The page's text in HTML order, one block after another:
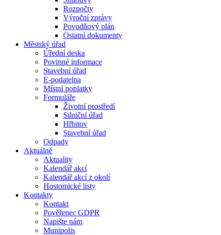
Rozpočty
Výroční zprávy
Povodňový plán
Ostatní dokumenty
Městský úřad
Úřední deska
Povinné informace
Stavební úřad
E-podatelna
Místní poplatky
Formuláře
Životní prostředí
Silniční úřad
Hřbitov
Stavební úřad
Odpady
Aktuálně
Aktuality
Kalendář akcí
Kalendář akcí z okolí
Hostomické listy
Kontakty
Kontakt
Pověřenec GDPR
Napište nám
Munipolis